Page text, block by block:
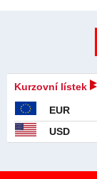
Kurzovní lístek
EUR
USD